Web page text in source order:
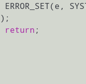
ERROR_SET(e,
return ;